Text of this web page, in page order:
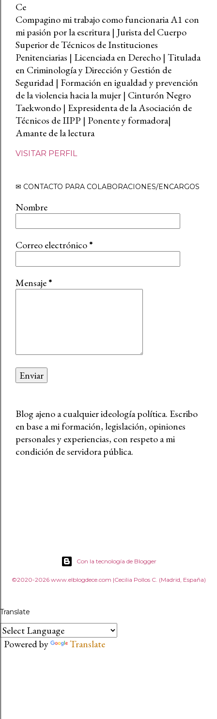
Ce
Compagino mi trabajo como funcionaria A1 con
mi pasión por la escritura | Jurista del Cuerpo
Superior de Técnicos de Instituciones
Penitenciarias | Licenciada en Derecho | Titulada
en Criminología y Dirección y Gestión de
Seguridad | Formación en igualdad y prevención
de la violencia hacia la mujer | Cinturón Negro
Taekwondo | Expresidenta de la Asociación de
Técnicos de IIPP | Ponente y formadora|
Amante de la lectura
VISITAR PERFIL
✉ CONTACTO PARA COLABORACIONES/ENCARGOS
Nombre
Correo electrónico*
Mensaje*
Blog ajeno a cualquier ideología política. Escribo
en base a mi formación, legislación, opiniones
personales y experiencias, con respeto a mi
condición de servidora pública.
Con la tecnología de Blogger
©2020-2026 www.elblogdece.com |Cecilia Pollos C. (Madrid, España)
Translate
Powered by Translate